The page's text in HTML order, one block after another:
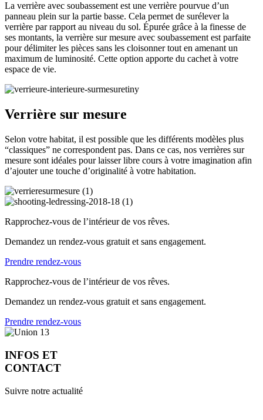
La verrière avec soubassement est une verrière pourvue d’un
panneau plein sur la partie basse. Cela permet de surélever la
verrière par rapport au niveau du sol. Épurée grâce à la finesse de
ses montants, la verrière sur mesure avec soubassement est parfaite
pour délimiter les pièces sans les cloisonner tout en amenant un
maximum de luminosité. Cette option apporte du cachet à votre
espace de vie.
Verrière sur mesure
Selon votre habitat, il est possible que les différents modèles plus
“classiques” ne correspondent pas. Dans ce cas, nos verrières sur
mesure sont idéales pour laisser libre cours à votre imagination afin
d’ajouter une touche d’originalité à votre habitation.
Rapprochez-vous de l’intérieur de vos rêves.
Demandez un rendez-vous gratuit et sans engagement.
Prendre rendez-vous
Rapprochez-vous de l’intérieur de vos rêves.
Demandez un rendez-vous gratuit et sans engagement.
Prendre rendez-vous
INFOS ET
CONTACT
Suivre notre actualité